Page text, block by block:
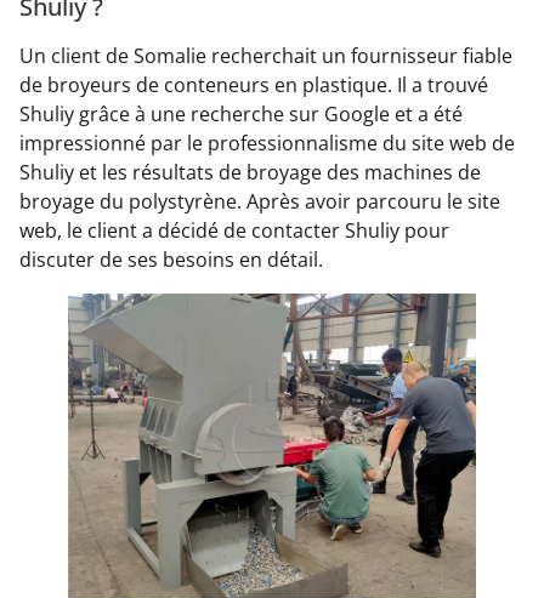
Shuliy ?
Un client de Somalie recherchait un fournisseur fiable
de broyeurs de conteneurs en plastique. Il a trouvé
Shuliy grâce à une recherche sur Google et a été
impressionné par le professionnalisme du site web de
Shuliy et les résultats de broyage des machines de
broyage du polystyrène. Après avoir parcouru le site
web, le client a décidé de contacter Shuliy pour
discuter de ses besoins en détail.